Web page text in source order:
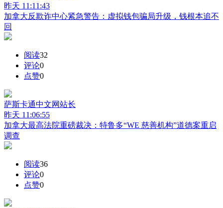
昨天 11:11:43
加拿大反欺诈中心紧急警告：虚拟钱包骗局升级，钱根本追不
回
阅读32
评论0
点赞0
萨斯卡通中文网站长
昨天 11:06:55
加拿大最高法院重磅裁决：特鲁多“WE 慈善机构”道德案重启
调查
阅读36
评论0
点赞0